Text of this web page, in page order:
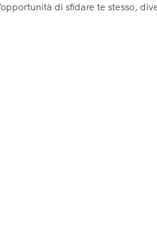
di sfidare te stesso,